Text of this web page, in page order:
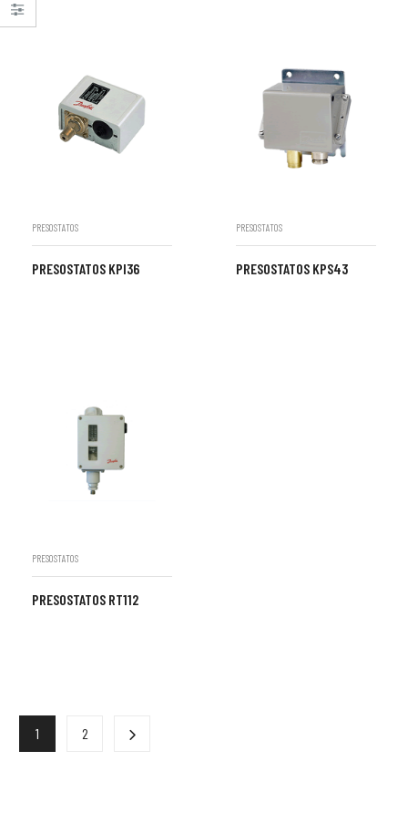
PRESOSTATOS
PRESOSTATOS KPI36
PRESOSTATOS
PRESOSTATOS KPS43
PRESOSTATOS
PRESOSTATOS RT112
1 2